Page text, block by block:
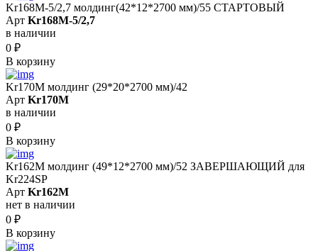
Kr168M-5/2,7 молдинг(42*12*2700 мм)/55 СТАРТОВЫЙ
Арт Kr168M-5/2,7
в наличии
0 ₽
В корзину
Kr170M молдинг (29*20*2700 мм)/42
Арт Kr170M
в наличии
0 ₽
В корзину
Kr162M молдинг (49*12*2700 мм)/52 ЗАВЕРШАЮЩИЙ для
Kr224SP
Арт Kr162M
нет в наличии
0 ₽
В корзину